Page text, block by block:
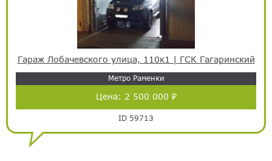
Гараж Лобачевского улица, 110к1 | ГСК Гагаринский
Метро Раменки
Цена: 2 500 000 ₽
ID 59713